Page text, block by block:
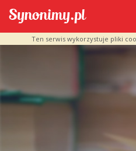
Ten serwis wykorzystuje pliki